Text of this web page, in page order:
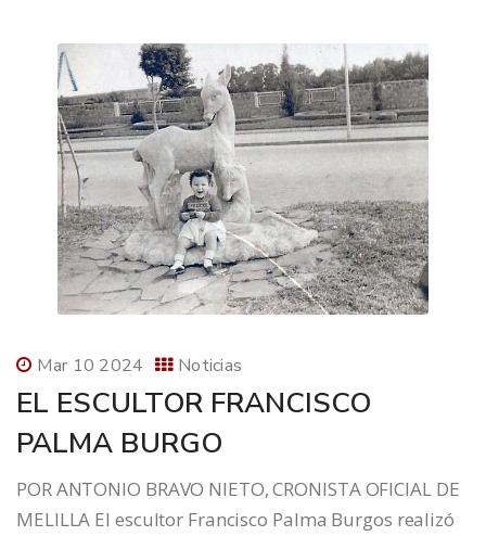
Mar 10 2024 Noticias
EL ESCULTOR FRANCISCO
PALMA BURGO
POR ANTONIO BRAVO NIETO, CRONISTA OFICIAL DE
MELILLA El escultor Francisco Palma Burgos realizó